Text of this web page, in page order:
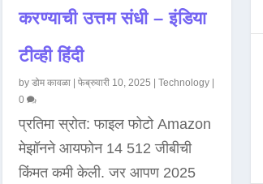
करण्याची उत्तम संधी – इंडिया
टीव्ही हिंदी
by डोम कावळा| फेब्रुवारी 10, 2025 | Technology|
0
प्रतिमा स्रोत: फाइल फोटो Amazon
मेझॉनने आयफोन 14 512 जीबीची
किंमत कमी केली. जर आपण 2025